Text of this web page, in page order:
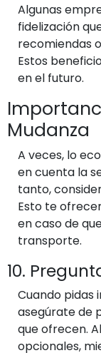
Algunas
fidelización
recomiendas
Estos
en el futuro.
Mudanza
A veces, lo
en cuenta la
tanto,
Esto te
en caso de
transporte.
10.
Cuando pidas
asegúrate de
que ofrecen.
opcionales,